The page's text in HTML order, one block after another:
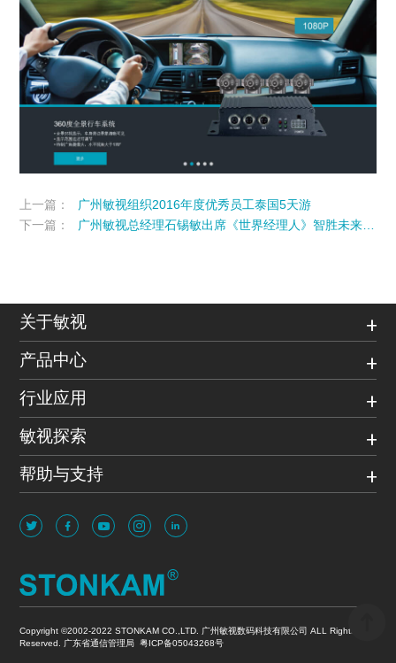
上一篇：
广州敏视组织2016年度优秀员工泰国5天游
下一篇：
广州敏视总经理石锡敏出席《世界经理人》智胜未来出口系列论坛
关于敏视
产品中心
行业应用
敏视探索
帮助与支持
Copyright ©2002-2022 STONKAM CO.,LTD. 广州敏视数码科技有限公司 ALL Rights
Reserved. 广东省通信管理局粤ICP备05043268号